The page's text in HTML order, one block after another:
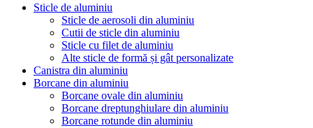
Sticle de aluminiu
Sticle de aerosoli din aluminiu
Cutii de sticle din aluminiu
Sticle cu filet de aluminiu
Alte sticle de formă și gât personalizate
Canistra din aluminiu
Borcane din aluminiu
Borcane ovale din aluminiu
Borcane dreptunghiulare din aluminiu
Borcane rotunde din aluminiu